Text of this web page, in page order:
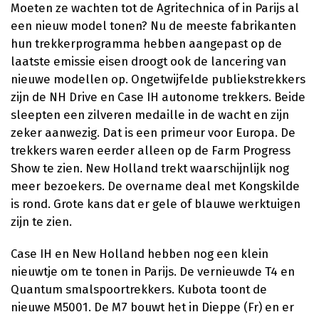
Moeten ze wachten tot de Agritechnica of in Parijs al
een nieuw model tonen? Nu de meeste fabrikanten
hun trekkerprogramma hebben aangepast op de
laatste emissie eisen droogt ook de lancering van
nieuwe modellen op. Ongetwijfelde publiekstrekkers
zijn de NH Drive en Case IH autonome trekkers. Beide
sleepten een zilveren medaille in de wacht en zijn
zeker aanwezig. Dat is een primeur voor Europa. De
trekkers waren eerder alleen op de Farm Progress
Show te zien. New Holland trekt waarschijnlijk nog
meer bezoekers. De overname deal met Kongskilde
is rond. Grote kans dat er gele of blauwe werktuigen
zijn te zien.
Case IH en New Holland hebben nog een klein
nieuwtje om te tonen in Parijs. De vernieuwde T4 en
Quantum smalspoortrekkers. Kubota toont de
nieuwe M5001. De M7 bouwt het in Dieppe (Fr) en er